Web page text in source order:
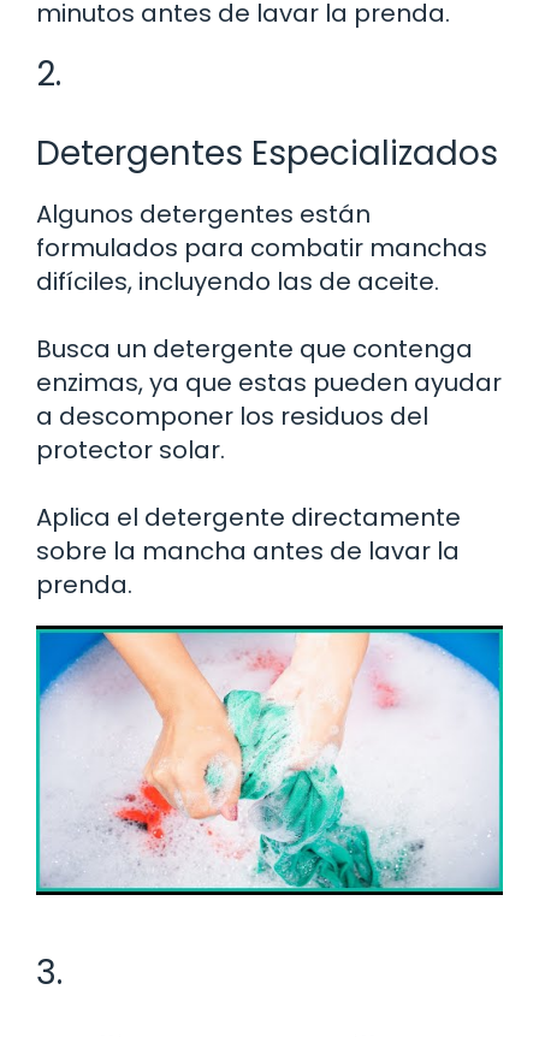
minutos antes de lavar la prenda.
2.
Detergentes Especializados
Algunos detergentes están
formulados para combatir manchas
difíciles, incluyendo las de aceite.
Busca un detergente que contenga
enzimas, ya que estas pueden ayudar
a descomponer los residuos del
protector solar.
Aplica el detergente directamente
sobre la mancha antes de lavar la
prenda.
3.